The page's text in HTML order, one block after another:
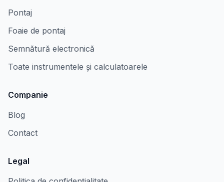
Pontaj
Foaie de pontaj
Semnătură electronică
Toate instrumentele și calculatoarele
Companie
Blog
Contact
Legal